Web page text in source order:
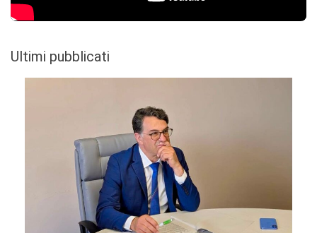
Ultimi pubblicati